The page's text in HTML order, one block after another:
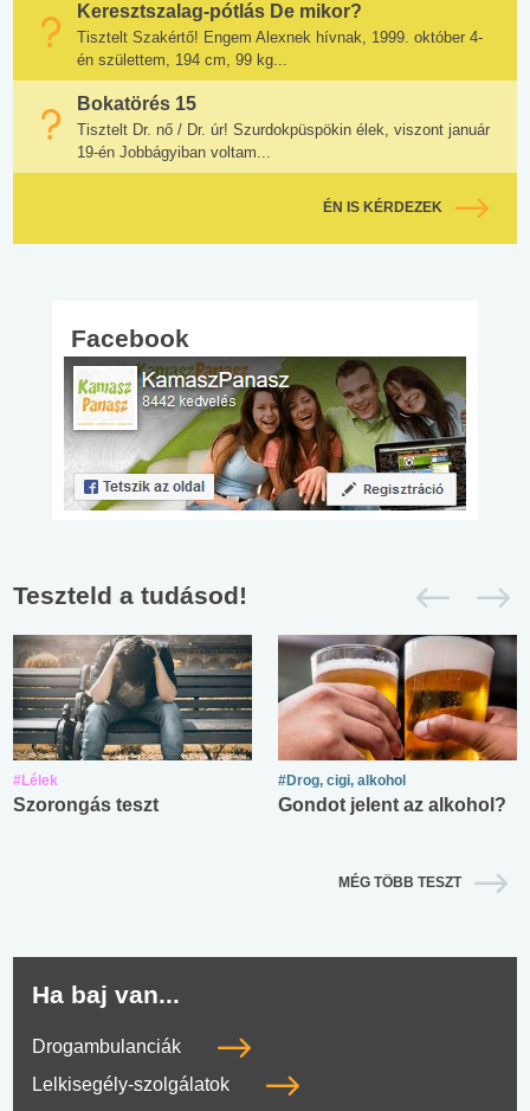
Keresztszalag-pótlás De mikor?
Tisztelt Szakértő! Engem Alexnek hívnak, 1999. október 4-
én születtem, 194 cm, 99 kg...
Bokatörés 15
Tisztelt Dr. nő / Dr. úr! Szurdokpüspökin élek, viszont január
19-én Jobbágyiban voltam...
ÉN IS KÉRDEZEK
Facebook
Teszteld a tudásod!
#Lélek
Szorongás teszt
#Drog, cigi, alkohol
Gondot jelent az alkohol?
MÉG TÖBB TESZT
Ha baj van...
Drogambulanciák
Lelkisegély-szolgálatok